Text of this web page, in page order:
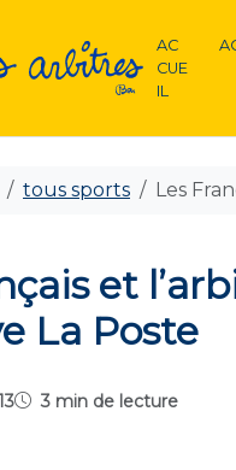
AC
CUE
IL
tous sports Les
et
La Poste
3 min de lecture